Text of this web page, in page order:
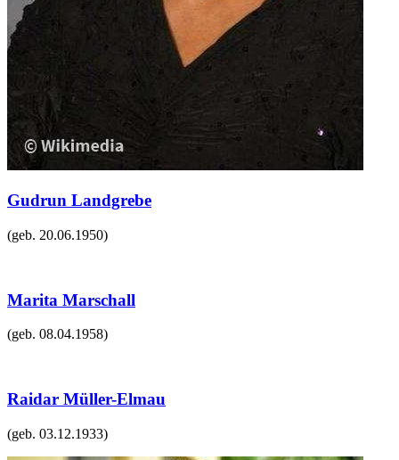
Gudrun Landgrebe
(geb. 20.06.1950)
Marita Marschall
(geb. 08.04.1958)
Raidar Müller-Elmau
(geb. 03.12.1933)